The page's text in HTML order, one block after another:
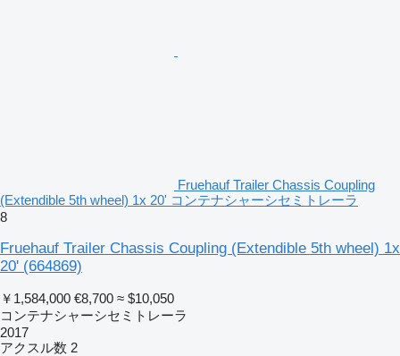
Fruehauf Trailer Chassis Coupling
(Extendible 5th wheel) 1x 20' コンテナシャーシセミトレーラ
8
Fruehauf Trailer Chassis Coupling (Extendible 5th wheel) 1x
20' (664869)
￥1,584,000 €8,700 ≈ $10,050
コンテナシャーシセミトレーラ
2017
アクスル数 2